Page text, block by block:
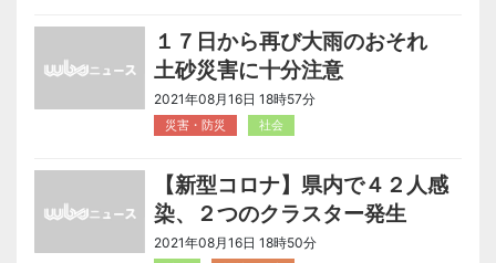
１７日から再び大雨のおそれ
土砂災害に十分注意
2021年08月16日 18時57分
災害・防災 社会
【新型コロナ】県内で４２人感
染、２つのクラスター発生
2021年08月16日 18時50分